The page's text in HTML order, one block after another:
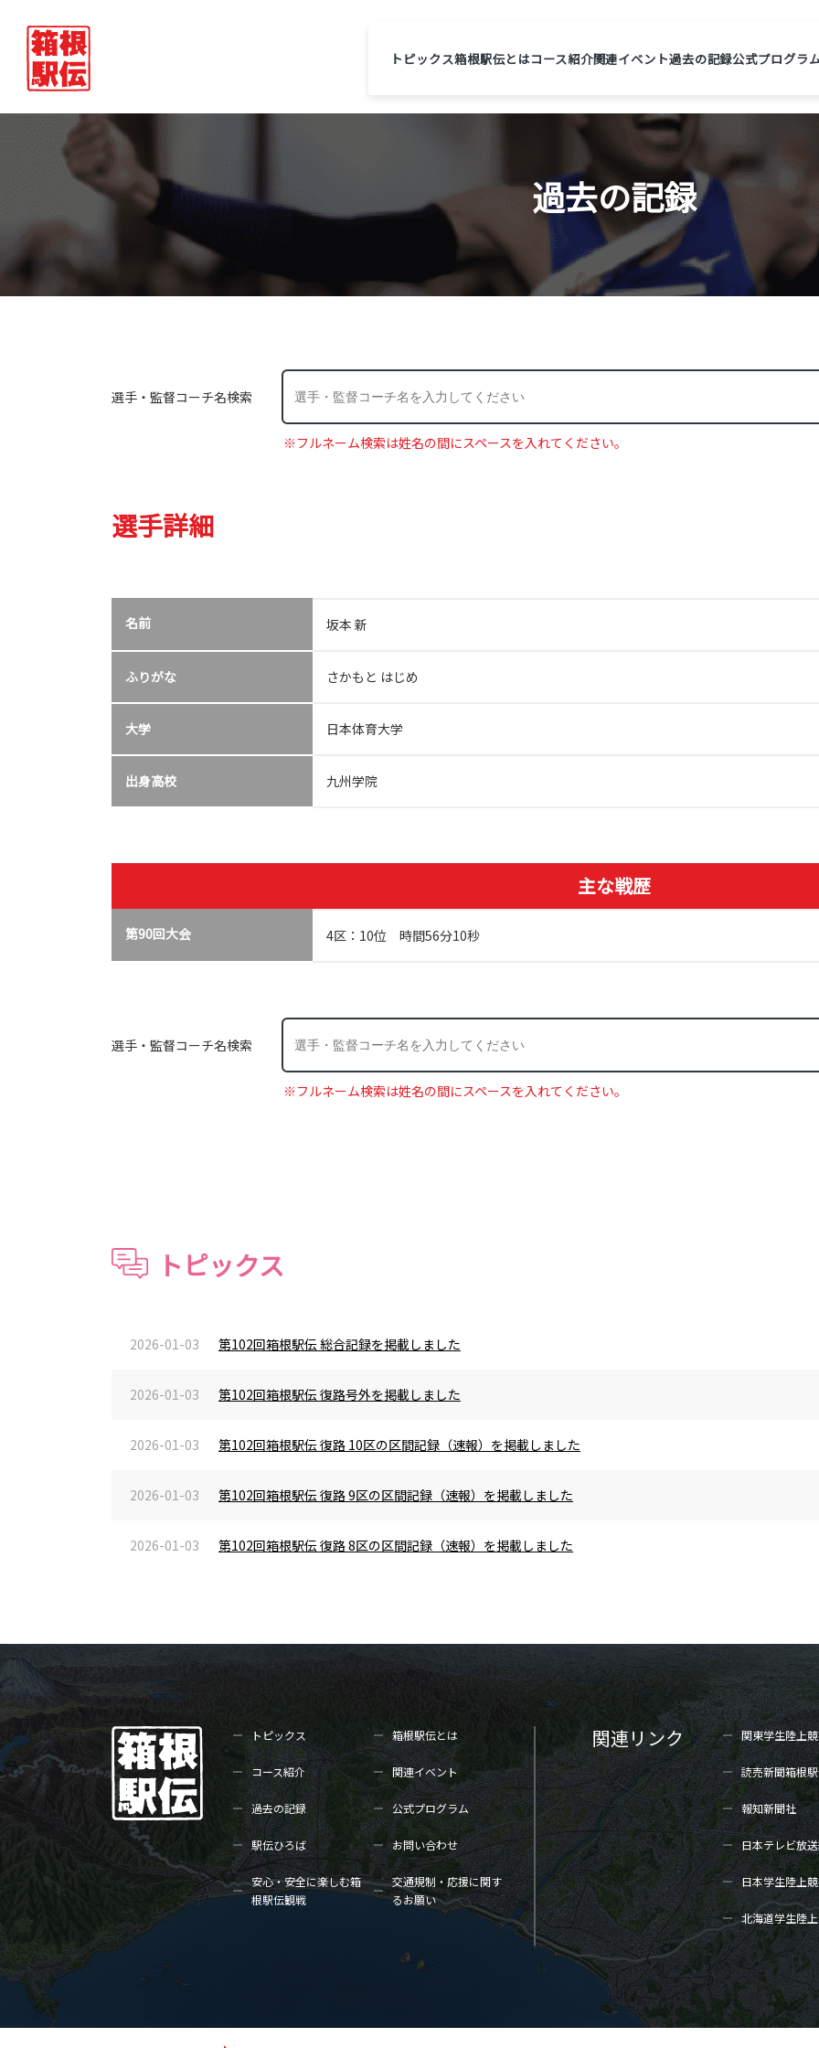
トピックス箱根駅伝とはコース紹介関連イベント過去の記録公式プログラ
過去の記録
選手・監督コーチ名検索
※フルネーム検索は姓名の間にスペースを入れてください。
選手詳細
名前 坂本 新
ふりがな さかもと はじめ
大学 日本体育大学
出身高校 九州学院
主な戦歴
第90回大会 4区：10位 時間56分10秒
選手・監督コーチ名検索
※フルネーム検索は姓名の間にスペースを入れてください。
トピックス
2026-01-03 第102回箱根駅伝 総合記録を掲載しました
2026-01-03 第102回箱根駅伝 復路号外を掲載しました
2026-01-03 第102回箱根駅伝 復路 10区の区間記録（速報）を掲載しました
2026-01-03 第102回箱根駅伝 復路 9区の区間記録（速報）を掲載しました
2026-01-03 第102回箱根駅伝 復路 8区の区間記録（速報）を掲載しました
トピックス 箱根駅伝とは
コース紹介 関連イベント
過去の記録 公式プログラム
駅伝ひろば お問い合わせ
安心・安全に楽しむ箱
根駅伝観戦
交通規制・応援に関す
るお願い
関連リンク 関東学生陸上
読売新聞箱根
報知新聞社
日本テレビ放
日本学生陸上
北海道学生陸上